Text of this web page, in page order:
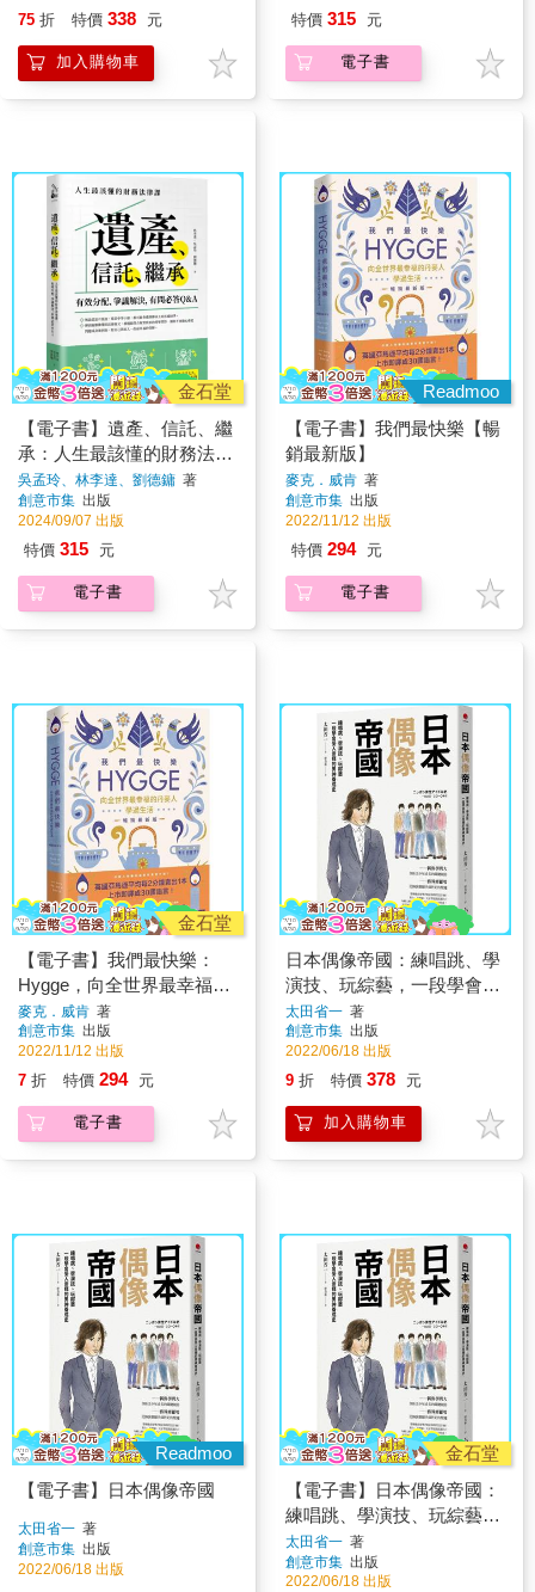
75 折 特價 338 元
加入購物車
特價 315 元
電子書
金石堂
【電子書】遺產、信託、繼
承：人生最該懂的財務法律
課，有效分配、爭議解決，
有問必答Q&A
吳孟玲、林李達、劉德鏞 著
創意市集 出版
2024/09/07 出版
特價 315 元
電子書
Readmoo
【電子書】我們最快樂【暢
銷最新版】
麥克．威肯 著
創意市集 出版
2022/11/12 出版
特價 294 元
電子書
金石堂
【電子書】我們最快樂：
Hygge，向全世界最幸福的
丹麥人學過生活
麥克．威肯 著
創意市集 出版
2022/11/12 出版
7 折 特價 294 元
電子書
日本偶像帝國：練唱跳、學
演技、玩綜藝，一段學會受
人崇拜的男神養成史
太田省一 著
創意市集 出版
2022/06/18 出版
9 折 特價 378 元
加入購物車
Readmoo
【電子書】日本偶像帝國
太田省一 著
創意市集 出版
2022/06/18 出版
金石堂
【電子書】日本偶像帝國：
練唱跳、學演技、玩綜藝，
一段學會受人崇拜的男神養
成史
太田省一 著
創意市集 出版
2022/06/18 出版